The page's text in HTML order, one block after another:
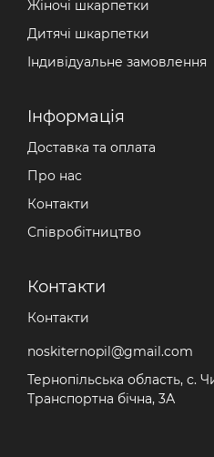
Жіночі шкарпетки
Дитячі шкарпетки
Індивідуальне замовлення
Iнформація
Доставка та оплата
Про нас
Контакти
Співробітництво
Контакти
Контакти
noskiternopil@gmail.com
Тернопільська область, с.
Транспортна бічна, 3А